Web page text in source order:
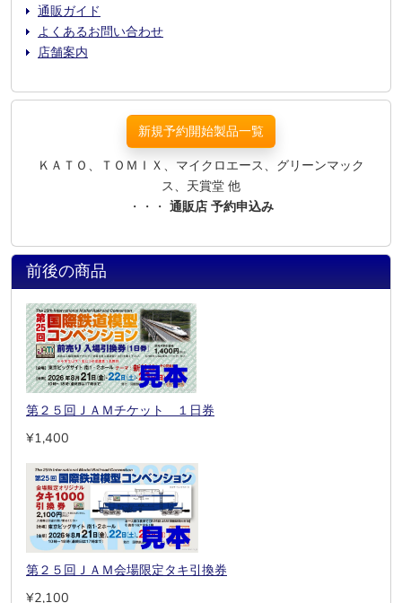
通販ガイド
よくあるお問い合わせ
店舗案内
新規予約開始製品一覧
ＫＡＴＯ、ＴＯＭＩＸ、マイクロエース、グリーンマック
ス、天賞堂 他
・・・ 通販店 予約申込み
前後の商品
第２５回ＪＡＭチケット １日券
¥1,400
第２５回ＪＡＭ会場限定タキ引換券
¥2,100